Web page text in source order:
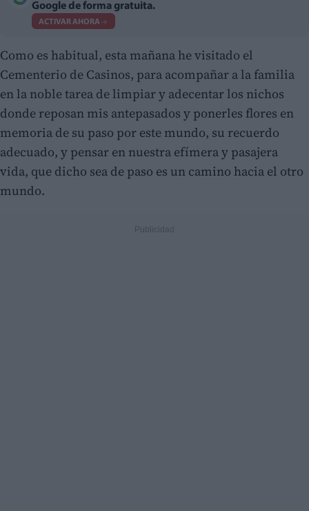
Google de forma gratuita.
ACTIVAR AHORA
Como es habitual, esta mañana he visitado el
Cementerio de Casinos, para acompañar a la familia
en la noble tarea de limpiar y adecentar los nichos
donde reposan mis antepasados y ponerles flores en
memoria de su paso por este mundo, su recuerdo
adecuado, y pensar en nuestra efímera y pasajera
vida, que dicho sea de paso es un camino hacia el otro
mundo.